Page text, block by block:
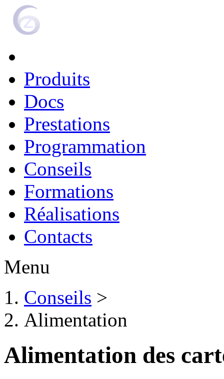
Produits
Docs
Prestations
Programmation
Conseils
Formations
Réalisations
Contacts
Menu
Conseils >
Alimentation
Alimentation des